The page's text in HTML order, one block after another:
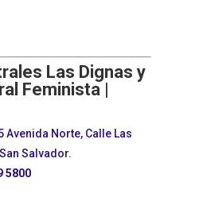
Las Dignas y
Feminista |
Avenida Norte, Calle Las
Salvador.
5800